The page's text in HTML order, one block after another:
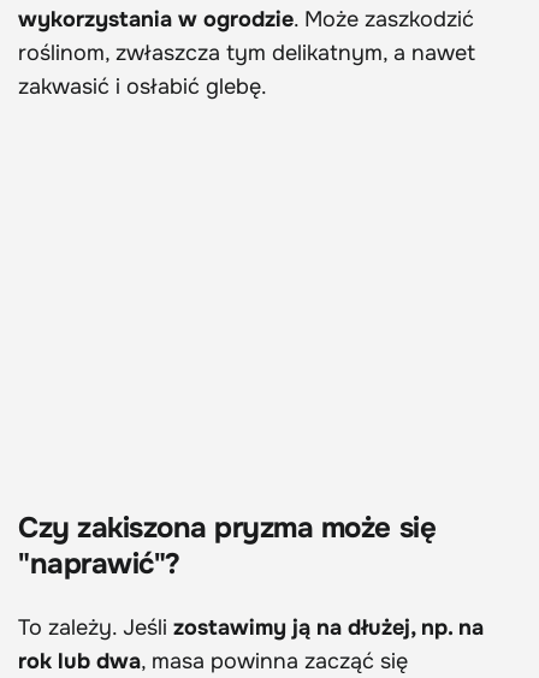
wykorzystania w ogrodzie. Może zaszkodzić
roślinom, zwłaszcza tym delikatnym, a nawet
zakwasić i osłabić glebę.
Czy zakiszona pryzma może się
"naprawić"?
To zależy. Jeśli zostawimy ją na dłużej, np. na
rok lub dwa, masa powinna zacząć się